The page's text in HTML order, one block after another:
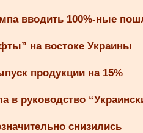
вводить 100%-ные
на востоке Украины
продукции на 15%
руководство
снизились